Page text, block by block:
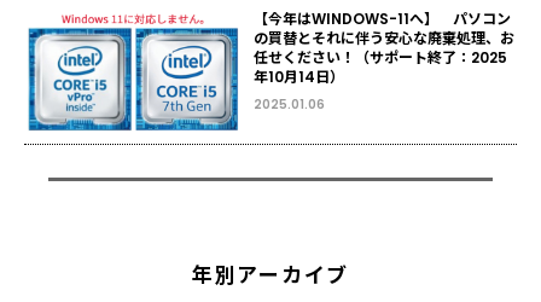
【今年はWINDOWS-11へ】 パソコン
の買替とそれに伴う安心な廃棄処理、お
任せください！（サポート終了：2025
年10月14日）
2025.01.06
年別アーカイブ